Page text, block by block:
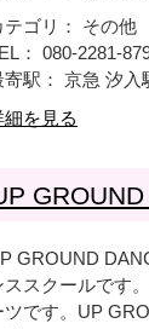
テゴリ： その他
： 080-2281-
寄駅： 京急 汐入
細を見る
GROUND
ススクールです
ツです。UP